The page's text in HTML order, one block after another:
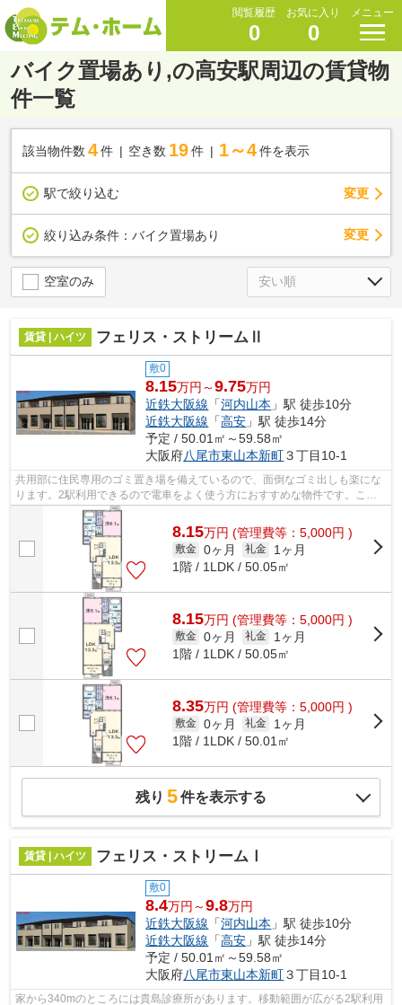
閲覧履歴
0
お気に入り
0
メニュー
バイク置場あり,の高安駅周辺の賃貸物
件一覧
該当物件数 4件 空き数 19 件 1～4 件を表示
駅で絞り込む 変更
絞り込み条件： バイク置場あり 変更
空室のみ
賃貸 | ハイツ フェリス・ストリームⅡ
敷0
8.15万円～9.75万円
近鉄大阪線 「河内山本 」駅 徒歩10分
近鉄大阪線 「高安 」駅 徒歩14分
予定 / 50.01㎡～59.58㎡
大阪府八尾市東山本新町３丁目10-1
共用部に住民専用のゴミ置き場を備えているので、面倒なゴミ出しも楽にな
ります。2駅利用できるので電車をよく使う方におすすめな物件です。こち
らは月々の家賃が8.15万円の物件です。...
8.15万円 (管理費等：5,000円 )
敷金 0ヶ月 礼金
1ヶ月
1階 / 1LDK / 50.05㎡
8.15万円 (管理費等：5,000円 )
敷金 0ヶ月 礼金
1ヶ月
1階 / 1LDK / 50.05㎡
8.35万円 (管理費等：5,000円 )
敷金 0ヶ月 礼金
1ヶ月
1階 / 1LDK / 50.01㎡
残り 5件を表示する
賃貸 | ハイツ フェリス・ストリームⅠ
敷0
8.4万円～9.8万円
近鉄大阪線 「河内山本 」駅 徒歩10分
近鉄大阪線 「高安 」駅 徒歩14分
予定 / 50.01㎡～59.58㎡
大阪府八尾市東山本新町３丁目10-1
家から340mのところには貴島診療所があります。移動範囲が広がる2駅利用